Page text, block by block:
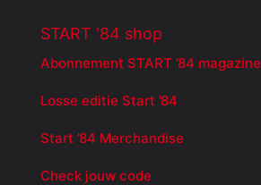
START '84 shop
Abonnement START ’84 magazine
Losse editie Start ’84
Start ’84 Merchandise
Check jouw code